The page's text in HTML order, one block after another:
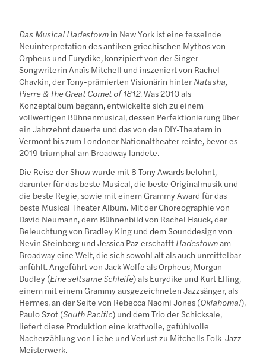
Das Musical Hadestown in New York ist eine fesselnde
Neuinterpretation des antiken griechischen Mythos von
Orpheus und Eurydike, konzipiert von der Singer-
Songwriterin Anaïs Mitchell und inszeniert von Rachel
Chavkin, der Tony-prämierten Visionärin hinter Natasha,
Pierre & The Great Comet of 1812. Was 2010 als
Konzeptalbum begann, entwickelte sich zu einem
vollwertigen Bühnenmusical, dessen Perfektionierung über
ein Jahrzehnt dauerte und das von den DIY-Theatern in
Vermont bis zum Londoner Nationaltheater reiste, bevor es
2019 triumphal am Broadway landete.
Die Reise der Show wurde mit 8 Tony Awards belohnt,
darunter für das beste Musical, die beste Originalmusik und
die beste Regie, sowie mit einem Grammy Award für das
beste Musical Theater Album. Mit der Choreographie von
David Neumann, dem Bühnenbild von Rachel Hauck, der
Beleuchtung von Bradley King und dem Sounddesign von
Nevin Steinberg und Jessica Paz erschafft Hadestownam
Broadway eine Welt, die sich sowohl alt als auch unmittelbar
anfühlt. Angeführt von Jack Wolfe als Orpheus, Morgan
Dudley (Eine seltsame Schleife) als Eurydike und Kurt Elling,
einem mit einem Grammy ausgezeichneten Jazzsänger, als
Hermes, an der Seite von Rebecca Naomi Jones (Oklahoma!),
Paulo Szot (South Pacific) und dem Trio der Schicksale,
liefert diese Produktion eine kraftvolle, gefühlvolle
Nacherzählung von Liebe und Verlust zu Mitchells Folk-Jazz-
Meisterwerk.